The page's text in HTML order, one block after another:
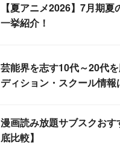
【夏アニメ2026】7月期
一挙紹介！
芸能界を志す10代～20代
ディション・スクール情
漫画読み放題サブスクお
底比較】